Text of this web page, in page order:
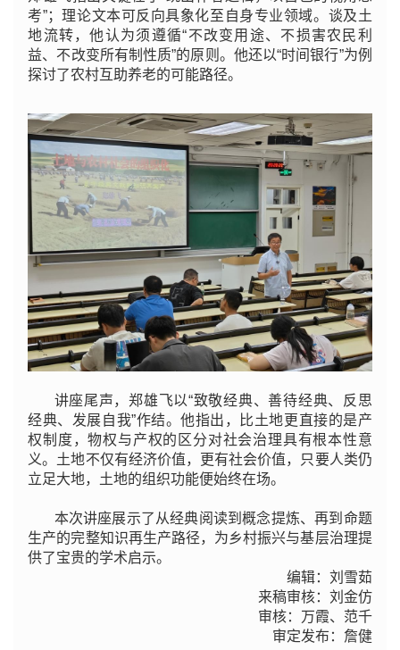
考”；理论文本可反向具象化至自身专业领域。谈及土
地流转，他认为须遵循“不改变用途、不损害农民利
益、不改变所有制性质”的原则。他还以“时间银行”为例
探讨了农村互助养老的可能路径。
讲座尾声，郑雄飞以“致敬经典、善待经典、反思
经典、发展自我”作结。他指出，比土地更直接的是产
权制度，物权与产权的区分对社会治理具有根本性意
义。土地不仅有经济价值，更有社会价值，只要人类仍
立足大地，土地的组织功能便始终在场。
本次讲座展示了从经典阅读到概念提炼、再到命题
生产的完整知识再生产路径，为乡村振兴与基层治理提
供了宝贵的学术启示。
编辑：刘雪茹
来稿审核：刘金仿
审核：万霞、范千
审定发布：詹健